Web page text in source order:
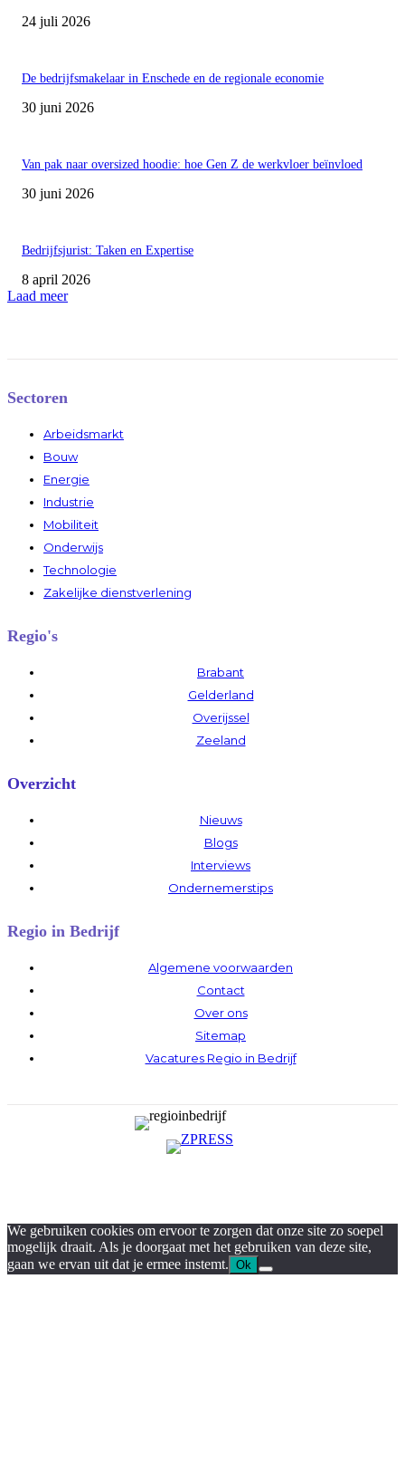
24 juli 2026
De bedrijfsmakelaar in Enschede en de regionale economie
30 juni 2026
Van pak naar oversized hoodie: hoe Gen Z de werkvloer beïnvloed
30 juni 2026
Bedrijfsjurist: Taken en Expertise
8 april 2026
Laad meer
Sectoren
Arbeidsmarkt
Bouw
Energie
Industrie
Mobiliteit
Onderwijs
Technologie
Zakelijke dienstverlening
Regio's
Brabant
Gelderland
Overijssel
Zeeland
Overzicht
Nieuws
Blogs
Interviews
Ondernemerstips
Regio in Bedrijf
Algemene voorwaarden
Contact
Over ons
Sitemap
Vacatures Regio in Bedrijf
We gebruiken cookies om ervoor te zorgen dat onze site zo soepel
mogelijk draait. Als je doorgaat met het gebruiken van deze site,
gaan we ervan uit dat je ermee instemt. Ok